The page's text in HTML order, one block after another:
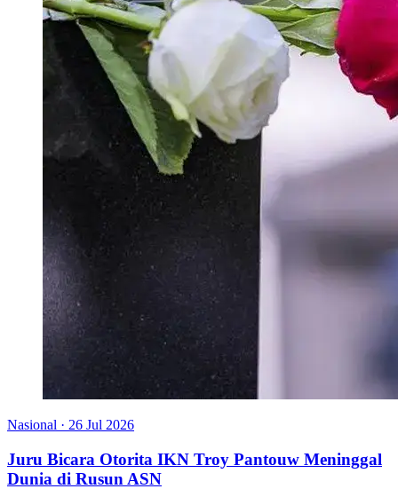
Nasional · 26 Jul 2026
Juru Bicara Otorita IKN Troy Pantouw Meninggal
Dunia di Rusun ASN